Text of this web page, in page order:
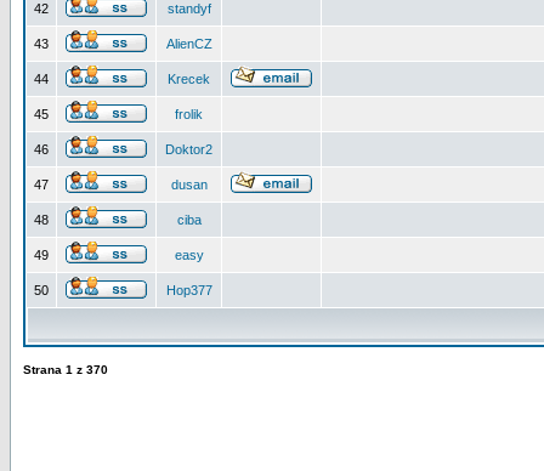
42 standyf
43 AlienCZ
44 Krecek
45 frolik
46 Doktor2
47 dusan
48 ciba
49 easy
50 Hop377
Strana 1 z 370